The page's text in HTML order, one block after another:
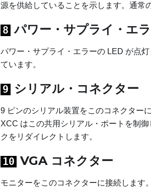
源を供給していることを示します。通常
8 パワー・サプライ・エ
パワー・サプライ・エラーの LED が点
ています。
9 シリアル・コネクター
9 ピンのシリアル装置をこのコネクター
XCC はこの共用シリアル・ポートを制
クをリダイレクトします。
10 VGA コネクター
モニターをこのコネクターに接続します。